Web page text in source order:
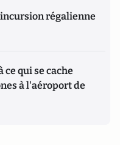
régalienne
ce qui se cache
à l'aéroport de